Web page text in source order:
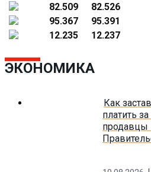
82.509
82.526
95.367
95.391
12.235
12.237
ЭКОНОМИКА
Как
платить
продавцы